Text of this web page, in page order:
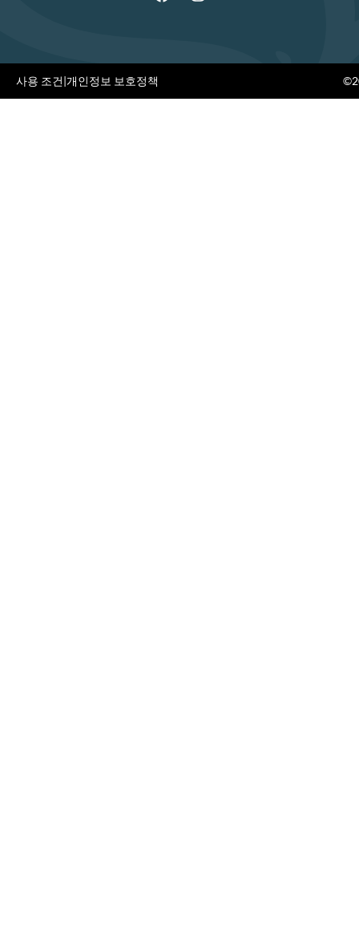
사용 조건|개인정보 보호정책